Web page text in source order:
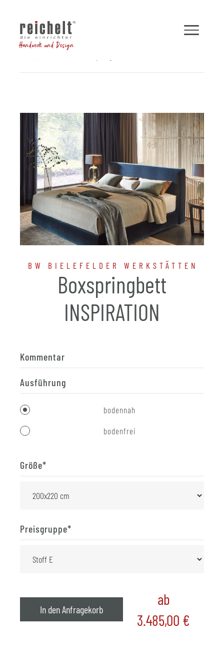
Handwerk und Design
BW BIELEFELDER WERKSTÄTTEN
Boxspringbett
INSPIRATION
Kommentar
Ausführung
bodennah
bodenfrei
Größe*
Preisgruppe*
In den Anfragekorb
ab
3.485,00 €